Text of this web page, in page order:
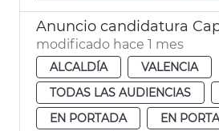
modificado hace 1 mes
ALCALDÍA
VALENCIA
TODAS LAS AUDIENCIAS
EN PORTADA
EN